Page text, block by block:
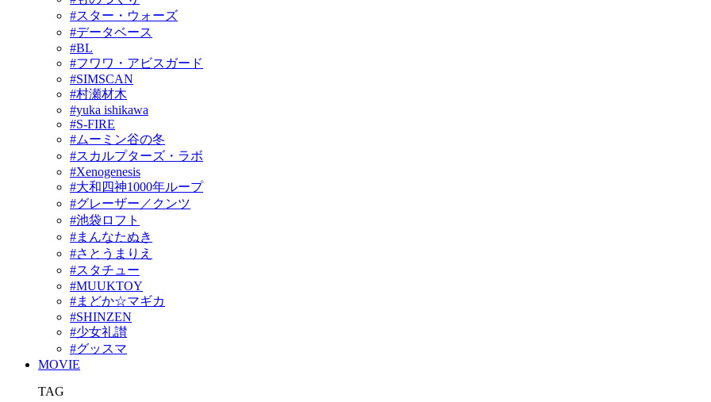
#スター・ウォーズ
#データベース
#BL
#フワワ・アビスガード
#SIMSCAN
#村瀬材木
#yuka ishikawa
#S-FIRE
#ムーミン谷の冬
#スカルプターズ・ラボ
#Xenogenesis
#大和四神1000年ループ
#グレーザー／クンツ
#池袋ロフト
#まんなたぬき
#さとうまりえ
#スタチュー
#MUUKTOY
#まどか☆マギカ
#SHINZEN
#少女礼讃
#グッスマ
MOVIE
TAG